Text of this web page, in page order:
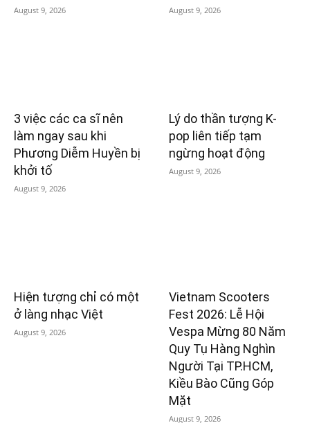
August 9, 2026 August 9, 2026
3 việc các ca sĩ nên
làm ngay sau khi
Phương Diễm Huyền bị
khởi tố
August 9, 2026
Lý do thần tượng K-
pop liên tiếp tạm
ngừng hoạt động
August 9, 2026
Hiện tượng chỉ có một
ở làng nhạc Việt
August 9, 2026
Vietnam Scooters
Fest 2026: Lễ Hội
Vespa Mừng 80 Năm
Quy Tụ Hàng Nghìn
Người Tại TP.HCM,
Kiều Bào Cũng Góp
Mặt
August 9, 2026